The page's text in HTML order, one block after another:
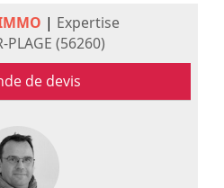
| Expertise
(56260)
de devis